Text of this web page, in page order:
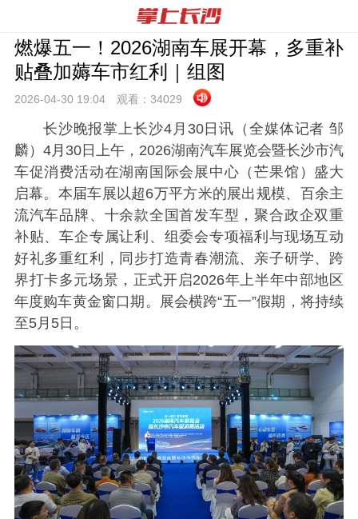
燃爆五一！2026湖南车展开幕，多重补
贴叠加薅车市红利｜组图
2026-04-30 19:04 观看： 34029
长沙晚报掌上长沙4月30日讯（全媒体记者 邹
麟）4月30日上午，2026湖南汽车展览会暨长沙市汽
车促消费活动在湖南国际会展中心（芒果馆）盛大
启幕。本届车展以超6万平方米的展出规模、百余主
流汽车品牌、十余款全国首发车型，聚合政企双重
补贴、车企专属让利、组委会专项福利与现场互动
好礼多重红利，同步打造青春潮流、亲子研学、跨
界打卡多元场景，正式开启2026年上半年中部地区
年度购车黄金窗口期。展会横跨“五一”假期，将持续
至5月5日。